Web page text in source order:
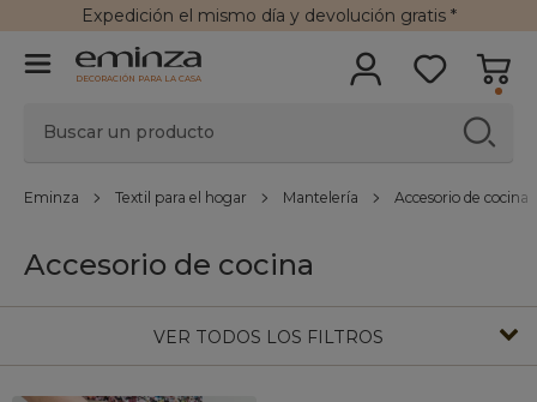
Expedición el mismo día y devolución gratis*
DECORACIÓN PARA LA CASA
Eminza Textil para el hogar Mantelería Accesorio de cocina
Accesorio de cocina
VER TODOS LOS FILTROS